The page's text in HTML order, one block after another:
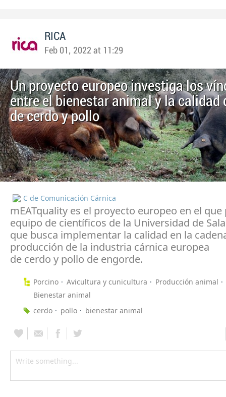
RICA
Feb 01, 2022 at 11:29
Un proyecto europeo investiga los
entre el bienestar animal y la calidad
de cerdo y pollo
C de Comunicación Cárnica
mEATquality es el proyecto europeo en el
equipo de científicos de la Universidad de
que busca implementar la calidad en la
producción de la industria cárnica europea
de cerdo y pollo de engorde.
Porcino Avicultura y cunicultura
Producción animal
Bienestar animal
cerdo
pollo bienestar animal